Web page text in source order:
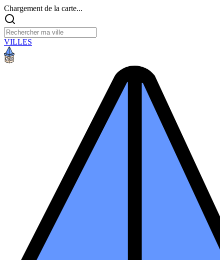
Chargement de la carte...
VILLES